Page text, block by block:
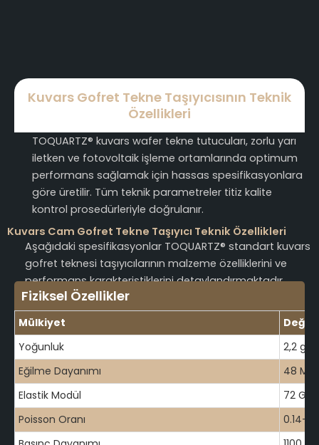
Kuvars Gofret Tekne Taşıyıcısının Teknik
Özellikleri
TOQUARTZ® kuvars wafer tekne tutucuları, zorlu yarı
iletken ve fotovoltaik işleme ortamlarında optimum
performans sağlamak için hassas spesifikasyonlara
göre üretilir. Tüm teknik parametreler titiz kalite
kontrol prosedürleriyle doğrulanır.
Kuvars Cam Gofret Tekne Taşıyıcı Teknik Özellikleri
Aşağıdaki spesifikasyonlar TOQUARTZ® standart kuvars
gofret teknesi taşıyıcılarının malzeme özelliklerini ve
performans karakteristiklerini detaylandırmaktadır.
Fiziksel Özellikler
Mülkiyet
Değer
Yoğunluk
2,2 g/
Eğilme Dayanımı
48
Elastik Modül
72 GPa
Poisson Oranı
0.14-